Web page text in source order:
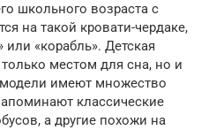
школьного возраста с
на такой кровати-чердаке,
«корабль». Детская
только местом для сна, но и
имеют множество
классические
а другие похожи на